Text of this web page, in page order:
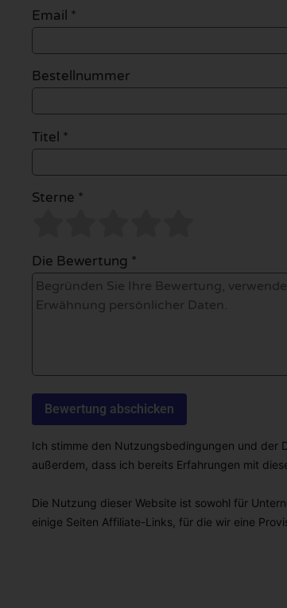
Email *
Bestellnummer
Titel *
Sterne *
Die Bewertung *
Ich stimme den Nutzungsbedingungen und der
außerdem, dass ich bereits Erfahrungen mit
Die Nutzung dieser Website ist sowohl für
einige Seiten Affiliate-Links, für die wir eine